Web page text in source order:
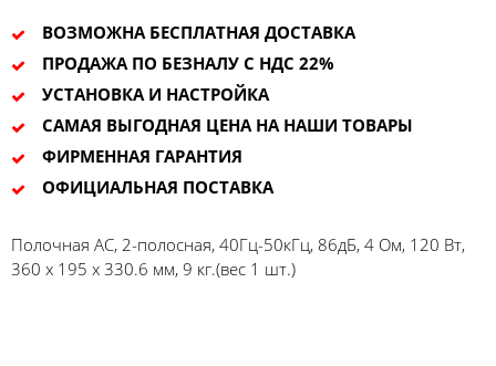
ВОЗМОЖНА БЕСПЛАТНАЯ ДОСТАВКА
ПРОДАЖА ПО БЕЗНАЛУ С НДС 22%
УСТАНОВКА И НАСТРОЙКА
САМАЯ ВЫГОДНАЯ ЦЕНА НА НАШИ ТОВАРЫ
ФИРМЕННАЯ ГАРАНТИЯ
ОФИЦИАЛЬНАЯ ПОСТАВКА
Полочная АС, 2-полосная, 40Гц-50кГц, 86дБ, 4 Ом, 120 Вт,
360 x 195 x 330.6 мм, 9 кг.(вес 1 шт.)